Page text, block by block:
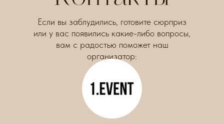
Если вы заблудились, готовите сюрприз
или у вас появились какие-либо вопросы,
вам с радостью поможет наш
организатор: